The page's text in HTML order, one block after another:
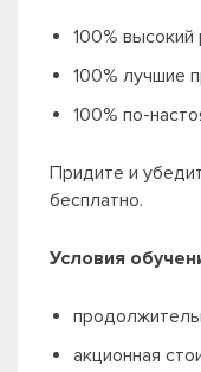
100% высокий
100% лучшие
100% по-
Придите и
бесплатно.
Условия
акционная